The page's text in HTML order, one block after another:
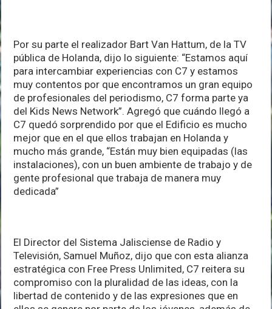
Por su parte el realizador Bart Van Hattum, de la TV
pública de Holanda, dijo lo siguiente: “Estamos aquí
para intercambiar experiencias con C7 y estamos
muy contentos por que encontramos un gran equipo
de profesionales del periodismo, C7 forma parte ya
del Kids News Network”. Agregó que cuándo llegó a
C7 quedó sorprendido por que el Edificio es mucho
mejor que en el que ellos trabajan en Holanda y
mucho más grande, “Están muy bien equipadas (las
instalaciones), con un buen ambiente de trabajo y de
gente profesional que trabaja de manera muy
dedicada”
El Director del Sistema Jalisciense de Radio y
Televisión, Samuel Muñoz, dijo que con esta alianza
estratégica con Free Press Unlimited, C7 reitera su
compromiso con la pluralidad de las ideas, con la
libertad de contenido y de las expresiones que en